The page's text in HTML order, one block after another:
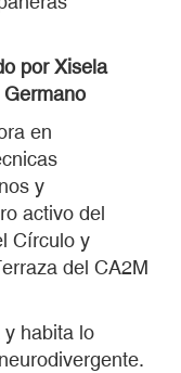
por Xisela
en
y
activo del
Círculo y
del CA2M
y habita lo